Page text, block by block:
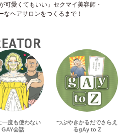
可愛くてもいい」セクマイ美容師・
なヘアサロンをつくるまで！
一度も使わない
GAY会話
つぶやきかるだでさらえ
るgAy to Z